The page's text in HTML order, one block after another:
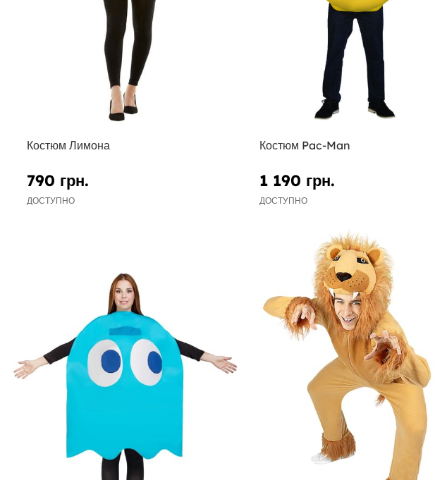
Костюм Лимона
790 грн.
ДОСТУПНО
Костюм Pac-Man
1 190 грн.
ДОСТУПНО